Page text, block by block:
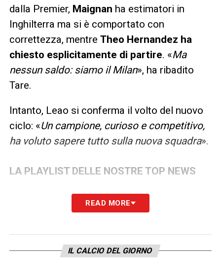
dalla Premier, Maignan ha estimatori in
Inghilterra ma si è comportato con
correttezza, mentre Theo Hernandez ha
chiesto esplicitamente di partire. «Ma
nessun saldo: siamo il Milan», ha ribadito
Tare.
Intanto, Leao si conferma il volto del nuovo
ciclo: «Un campione, curioso e competitivo,
ha voluto sapere tutto sulla nuova squadra».
LA PLAYLIST DELLE NOSTRE TOP NEWS
READ MORE
IL CALCIO DEL GIORNO